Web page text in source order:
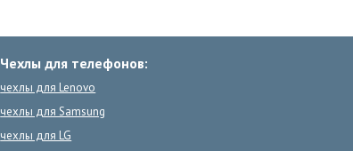
Чехлы для телефонов:
чехлы для Lenovo
чехлы для Samsung
чехлы для LG